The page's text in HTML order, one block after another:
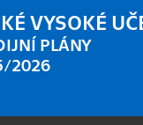
VYSOKÉ
PLÁNY
2026